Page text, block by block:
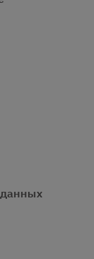
данных